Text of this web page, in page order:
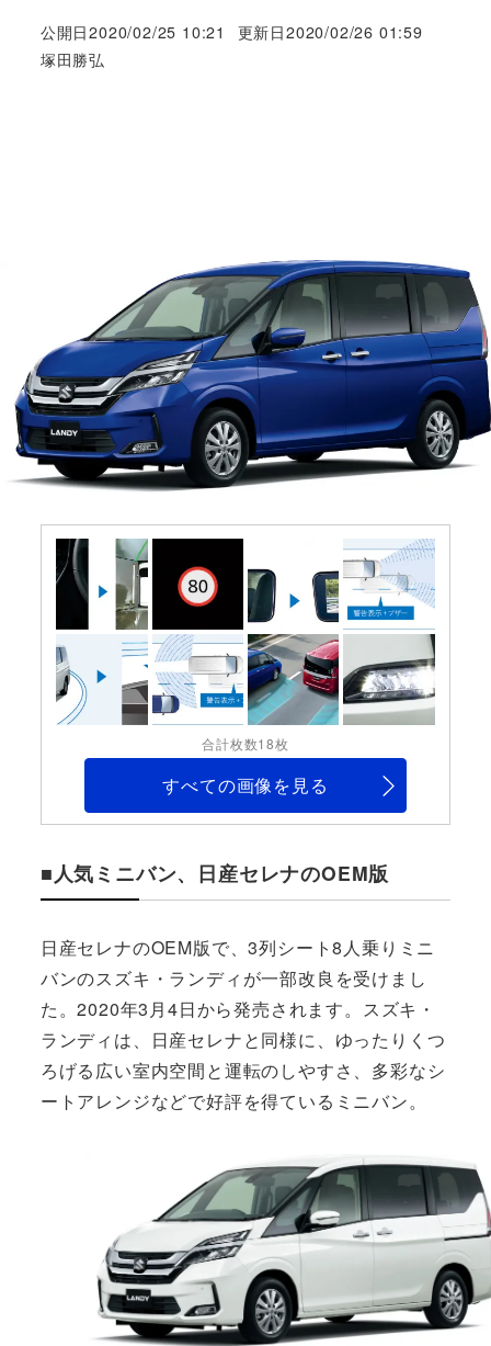
公開日2020/02/25 10:21 更新日2020/02/26 01:59
著
塚田勝弘
合計枚数18枚
すべての画像を見る
■人気ミニバン、日産セレナのOEM版
日産セレナのOEM版で、3列シート8人乗りミニ
バンのスズキ・ランディが一部改良を受けまし
た。2020年3月4日から発売されます。スズキ・
ランディは、日産セレナと同様に、ゆったりくつ
ろげる広い室内空間と運転のしやすさ、多彩なシ
ートアレンジなどで好評を得ているミニバン。